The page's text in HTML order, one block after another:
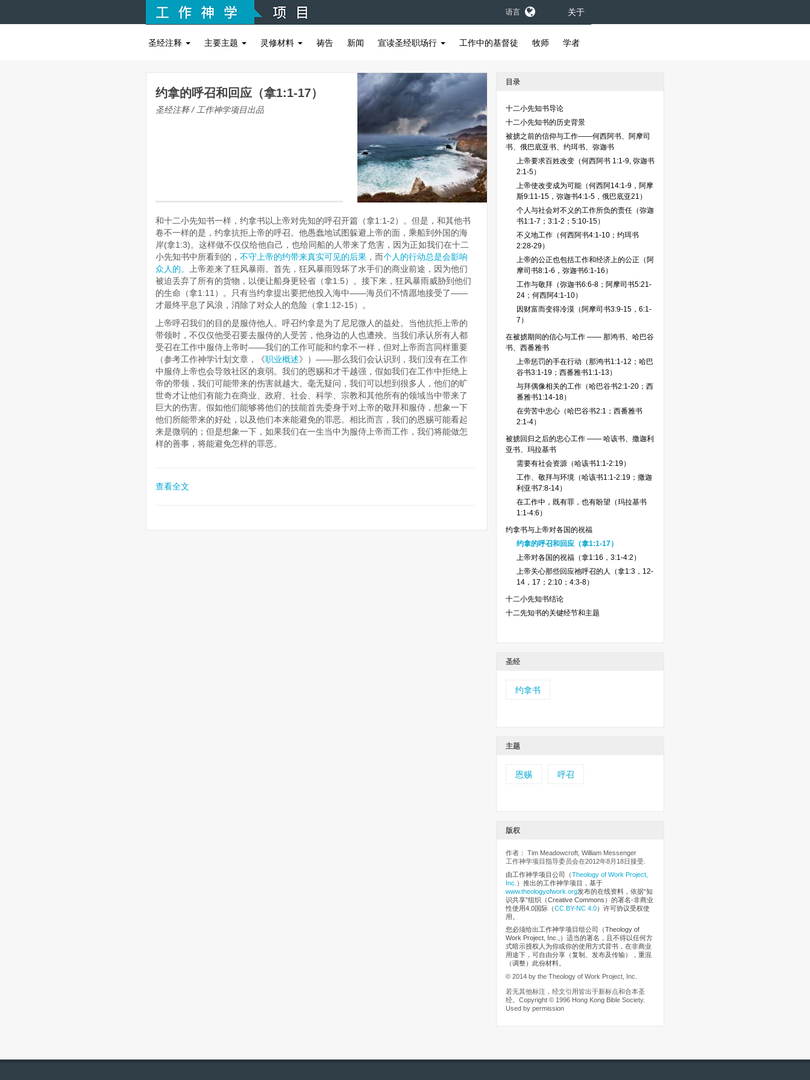
语言 关于
圣经注释 主要主题 灵修材料 祷告 新闻 宣读圣经职场行 工作中的基督徒 牧师 学者
约拿的呼召和回应（拿1:1-17）
圣经注释 / 工作神学项目出品
和十二小先知书一样，约拿书以上帝对先知的呼召开篇（拿1:1-2）。但是，和其他书
卷不一样的是，约拿抗拒上帝的呼召。他愚蠢地试图躲避上帝的面，乘船到外国的海
岸(拿1:3)。这样做不仅仅给他自己，也给同船的人带来了危害，因为正如我们在十二
小先知书中所看到的， 不守上帝的约带来真实可见的后果 ，而个人的行动总是会影响
众人的。
上帝差来了狂风暴雨。首先，狂风暴雨毁坏了水手们的商业前途，因为他们
被迫丢弃了所有的货物，以便让船身更轻省（拿1:5）。接下来，狂风暴雨威胁到他们
的生命（拿1:11）。只有当约拿提出要把他投入海中——海员们不情愿地接受了——
才最终平息了风浪，消除了对众人的危险（拿1:12-15）。
上帝呼召我们的目的是服侍他人。呼召约拿是为了尼尼微人的益处。当他抗拒上帝的
带领时，不仅仅他受召要去服侍的人受苦，他身边的人也遭殃。当我们承认所有人都
受召在工作中服侍上帝时——我们的工作可能和约拿不一样，但对上帝而言同样重要
（参考工作神学计划文章，《职业概述》）——那么我们会认识到，我们没有在工作
中服侍上帝也会导致社区的衰弱。我们的恩赐和才干越强，假如我们在工作中拒绝上
帝的带领，我们可能带来的伤害就越大。毫无疑问，我们可以想到很多人，他们的旷
世奇才让他们有能力在商业、政府、社会、科学、宗教和其他所有的领域当中带来了
巨大的伤害。假如他们能够将他们的技能首先委身于对上帝的敬拜和服侍，想象一下
他们所能带来的好处，以及他们本来能避免的罪恶。相比而言，我们的恩赐可能看起
来是微弱的；但是想象一下，如果我们在一生当中为服侍上帝而工作，我们将能做怎
样的善事，将能避免怎样的罪恶。
查看全文
目录
十二小先知书导论
十二小先知书的历史背景
被掳之前的信仰与工作——何西阿书、阿摩司
书、俄巴底亚书、约珥书、弥迦书
上帝要求百姓改变（何西阿书 1:1-9, 弥迦书
2:1-5）
上帝使改变成为可能（何西阿14:1-9，阿摩
斯9:11-15，弥迦书4:1-5，俄巴底亚21）
个人与社会对不义的工作所负的责任（弥迦
书1:1-7；3:1-2；5:10-15）
不义地工作（何西阿书4:1-10；约珥书
2:28-29）
上帝的公正也包括工作和经济上的公正（阿
摩司书8:1-6，弥迦书6:1-16）
工作与敬拜（弥迦书6:6-8；阿摩司书5:21-
24；何西阿4:1-10）
因财富而变得冷漠（阿摩司书3:9-15，6:1-
7）
在被掳期间的信心与工作 —— 那鸿书、哈巴谷
书、西番雅书
上帝惩罚的手在行动（那鸿书1:1-12；哈巴
谷书3:1-19；西番雅书1:1-13）
与拜偶像相关的工作（哈巴谷书2:1-20；西
番雅书1:14-18）
在劳苦中忠心（哈巴谷书2:1；西番雅书
2:1-4）
被掳回归之后的忠心工作 —— 哈该书、撒迦利
亚书、玛拉基书
需要有社会资源（哈该书1:1-2:19）
工作、敬拜与环境（哈该书1:1-2:19；撒迦
利亚书7:8-14）
在工作中，既有罪，也有盼望（玛拉基书
1:1-4:6）
约拿书与上帝对各国的祝福
约拿的呼召和回应（拿1:1-17）
上帝对各国的祝福（拿1:16，3:1-4:2）
上帝关心那些回应祂呼召的人（拿1:3，12-
14，17；2:10；4:3-8）
十二小先知书结论
十二先知书的关键经节和主题
圣经
约拿书
主题
恩赐 呼召
版权
作者： Tim Meadowcroft, William Messenger
工作神学项目指导委员会在2012年8月18日接受.
由工作神学项目公司
（Theology of Work Project,
Inc. ）推出的工作神学项目，基于
www.theologyofwork.org发布的在线资料，依据“知
识共享”组织（Creative Commons）的署名-非商业
性使用4.0国际（CC BY-NC 4.0）许可协议受权使
用。
您必须给出工作神学项目组公司（Theology of
Work Project, Inc.,）适当的署名，且不得以任何方
式暗示授权人为你或你的使用方式背书，在非商业
用途下，可自由分享（复制、发布及传输），重混
（调整）此份材料。
© 2014 by the Theology of Work Project, Inc.
若无其他标注，经文引用皆出于新标点和合本圣
经。Copyright © 1996 Hong Kong Bible Society.
Used by permission